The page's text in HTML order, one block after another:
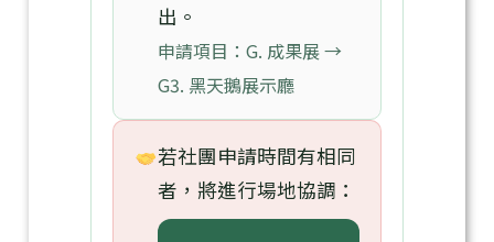
出。
申請項目：G. 成果展 →
G3. 黑天鵝展示廳
若社團申請時間有相同
者，將進行場地協調：